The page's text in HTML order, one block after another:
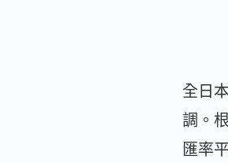
全日
調。
匯率